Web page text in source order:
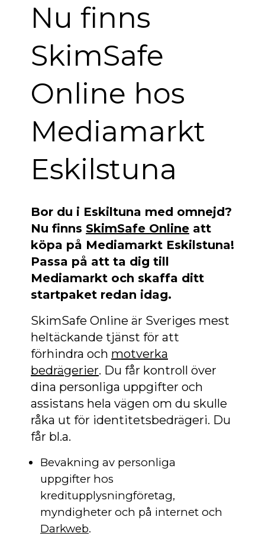
Nu finns
SkimSafe
Online hos
Mediamarkt
Eskilstuna
Bor du i Eskiltuna med omnejd?
Nu finns SkimSafe Online att
köpa på Mediamarkt Eskilstuna!
Passa på att ta dig till
Mediamarkt och skaffa ditt
startpaket redan idag.
SkimSafe Online är Sveriges mest
heltäckande tjänst för att
förhindra och motverka
bedrägerier. Du får kontroll över
dina personliga uppgifter och
assistans hela vägen om du skulle
råka ut för identitetsbedrägeri. Du
får bl.a.
Bevakning av personliga
uppgifter hos
kreditupplysningföretag,
myndigheter och på internet och
Darkweb.